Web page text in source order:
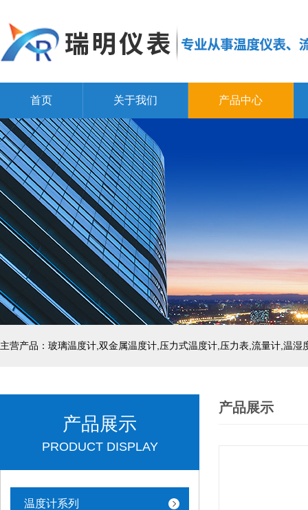
首页 关于我们 产品中心
产品展示
PRODUCT DISPLAY
温度计系列
产品展示